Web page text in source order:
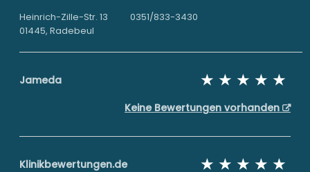
Heinrich-Zille-Str. 13
01445, Radebeul
0351/833-3430
Jameda
Keine Bewertungen vorhanden
Klinikbewertungen.de